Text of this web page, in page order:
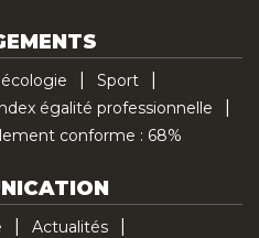
Sport
égalité professionnelle
conforme : 68%
Actualités